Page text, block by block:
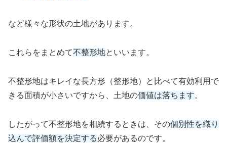
など様々な形状の土地があります。
これらをまとめて不整形地といいます。
不整形地はキレイな長方形（整形地）と比べて有効利用で
きる面積が小さいですから、土地の価値は落ちます。
したがって不整形地を相続するときは、その個別性を織り
込んで評価額を決定する必要があるのです。